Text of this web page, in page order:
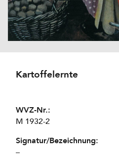
Kartoffelernte
WVZ-Nr.:
M 1932-2
Signatur/Bezeichnung:
–